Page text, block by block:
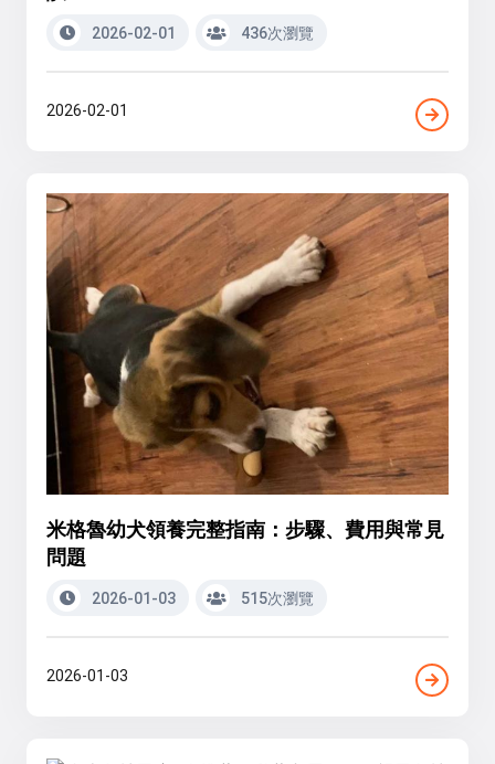
2026-02-01 436次瀏覽
2026-02-01
米格魯幼犬領養完整指南：步驟、費用與常見
問題
2026-01-03 515次瀏覽
2026-01-03